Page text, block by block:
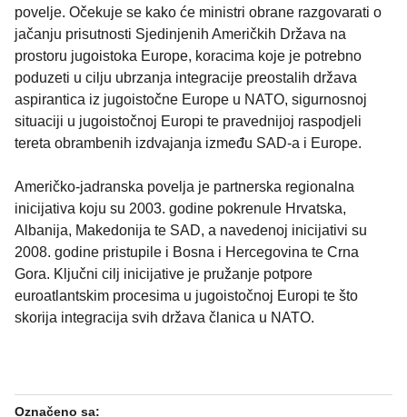
povelje. Očekuje se kako će ministri obrane razgovarati o
jačanju prisutnosti Sjedinjenih Američkih Država na
prostoru jugoistoka Europe, koracima koje je potrebno
poduzeti u cilju ubrzanja integracije preostalih država
aspirantica iz jugoistočne Europe u NATO, sigurnosnoj
situaciji u jugoistočnoj Europi te pravednijoj raspodjeli
tereta obrambenih izdvajanja između SAD-a i Europe.
Američko-jadranska povelja je partnerska regionalna
inicijativa koju su 2003. godine pokrenule Hrvatska,
Albanija, Makedonija te SAD, a navedenoj inicijativi su
2008. godine pristupile i Bosna i Hercegovina te Crna
Gora. Ključni cilj inicijative je pružanje potpore
euroatlantskim procesima u jugoistočnoj Europi te što
skorija integracija svih država članica u NATO.
Označeno sa: